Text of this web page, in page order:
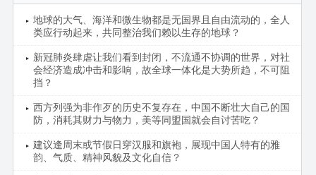
地球的大气、海洋和微生物都是无国界且自由流动的，全人
类应行动起来，共同整治我们赖以生存的地球？
新冠肺炎肆虐让我们看到封闭，不流通不协调的世界，对社
会经济造成冲击和影响，故全球一体化是大势所趋，不可阻
挡？
西方列强为非作歹的历史不复存在，中国不断壮大自己的国
防，消耗其财力与物力，美等同盟国就会自讨苦吃？
建议逢周末或节假日穿汉服和旗袍，展现中国人特有的雅
韵、气质、精神风貌及文化自信？